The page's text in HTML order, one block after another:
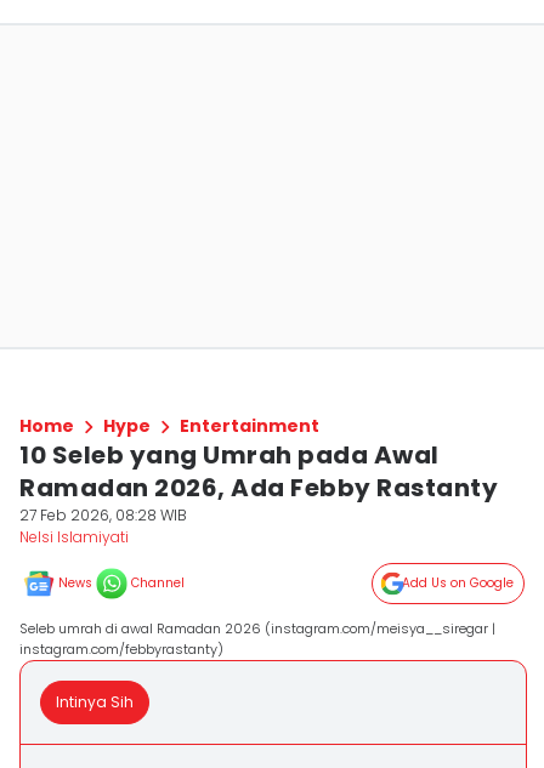
Home Hype Entertainment
10 Seleb yang Umrah pada Awal
Ramadan 2026, Ada Febby Rastanty
27 Feb 2026, 08:28 WIB
Nelsi Islamiyati
News Channel Add Us on Google
Seleb umrah di awal Ramadan 2026 (instagram.com/meisya__siregar |
instagram.com/febbyrastanty)
Intinya Sih